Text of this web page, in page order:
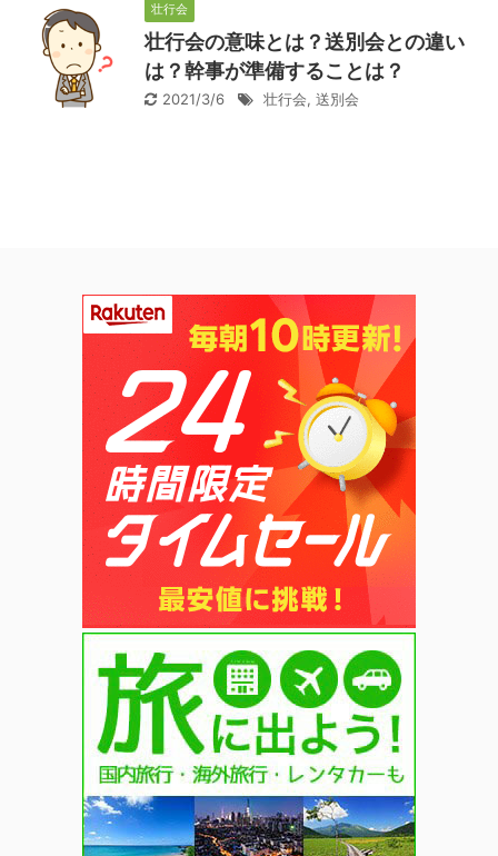
壮行会
壮行会の意味とは？送別会との違い
は？幹事が準備することは？
2021/3/6 壮行会, 送別会